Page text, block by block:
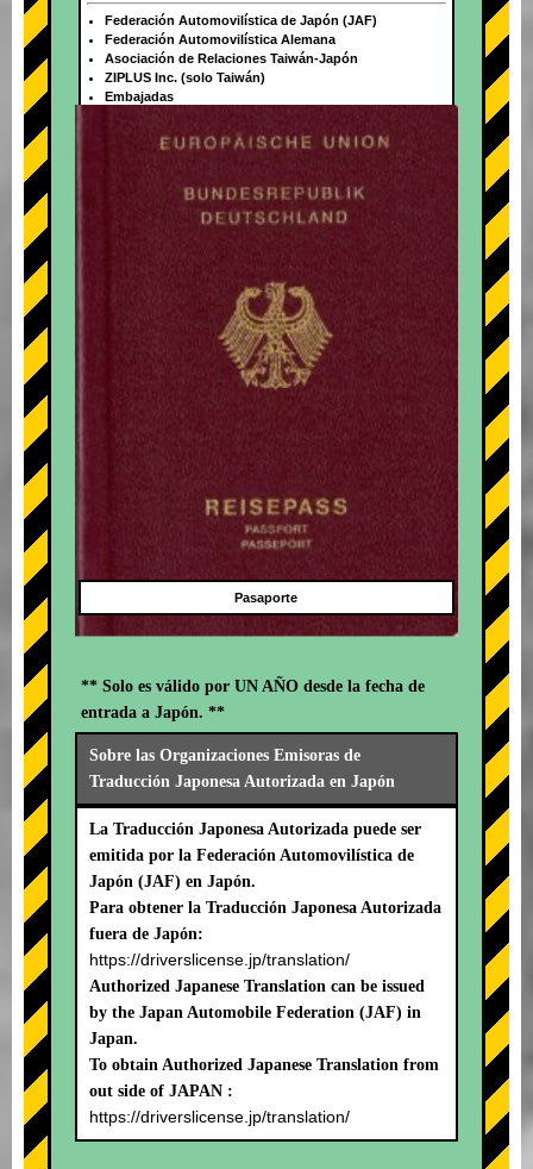
+
Federación Automovilística de Japón (JAF)
Federación Automovilística Alemana
Asociación de Relaciones Taiwán-Japón
ZIPLUS Inc. (solo Taiwán)
Embajadas
Pasaporte
** Solo es válido por UN AÑO desde la fecha de
entrada a Japón. **
Sobre las Organizaciones Emisoras de
Traducción Japonesa Autorizada en Japón
La Traducción Japonesa Autorizada puede ser
emitida por la Federación Automovilística de
Japón (JAF) en Japón.
Para obtener la Traducción Japonesa Autorizada
fuera de Japón:
https://driverslicense.jp/translation/
Authorized Japanese Translation can be issued
by the Japan Automobile Federation (JAF) in
Japan.
To obtain Authorized Japanese Translation from
out side of JAPAN :
https://driverslicense.jp/translation/